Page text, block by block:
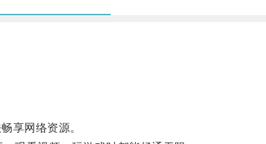
享网络资源。